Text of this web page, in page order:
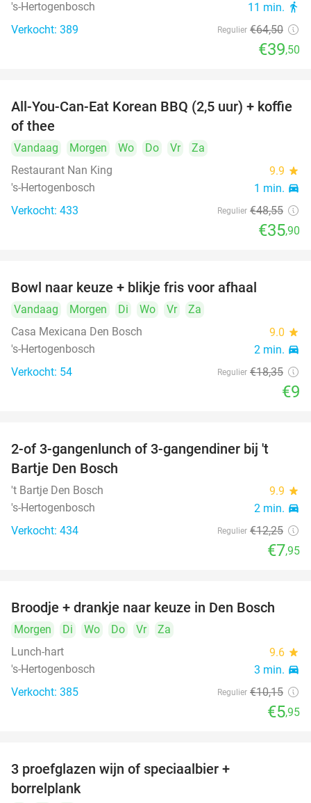
's-Hertogenbosch 11 min. directions_walk
Verkocht: 389 Regulier €64,50
€39,50
26%
All-You-Can-Eat Korean BBQ (2,5 uur) + koffie
of thee
Vandaag Morgen Wo Do Vr
Za
Restaurant Nan King
9.9 star
's-Hertogenbosch 1 min. directions_car
Verkocht: 433 Regulier €48,55
€35,90
Bowl naar keuze + blikje fris voor afhaal
Vandaag Morgen Di Wo Vr
Za
Casa Mexicana Den Bosch
9.0 star
's-Hertogenbosch 2 min. directions_car
Verkocht: 54 Regulier €18,35
€9
35%
2-of 3-gangenlunch of 3-gangendiner bij 't
Bartje Den Bosch
't Bartje Den Bosch 9.9 star
's-Hertogenbosch 2 min. directions_car
Verkocht: 434 Regulier €12,25
€7,95
41%
Broodje + drankje naar keuze in Den Bosch
Morgen Di Wo Do Vr
Za
Lunch-hart
9.6 star
's-Hertogenbosch 3 min. directions_car
Verkocht: 385 Regulier €10,15
€5,95
3 proefglazen wijn of speciaalbier +
borrelplank